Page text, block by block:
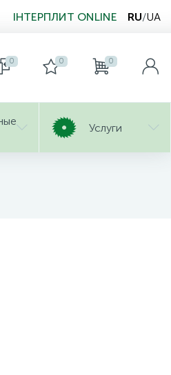
ІНТЕРПЛИТ ONLINE RU/UA
0 0 0
Услуги